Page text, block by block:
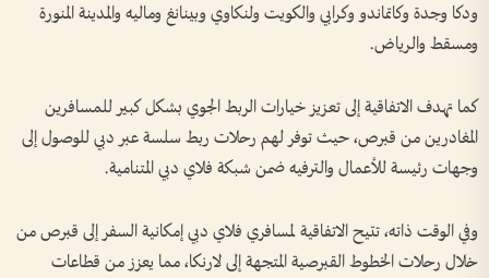
ودكا وجدة وكاتماندو وكرابي والكويت ولنكاوي وبينانغ وماليه والمدينة المنورة
ومسقط والرياض.
كما تهدف الاتفاقية إلى تعزيز خيارات الربط الجوي بشكل كبير للمسافرين
المغادرين من قبرص، حيث توفر لهم رحلات ربط سلسة عبر دبي للوصول إلى
وجهات رئيسة للأعمال والترفيه ضمن شبكة فلاي دبي المتنامية.
وفي الوقت ذاته، تتيح الاتفاقية لمسافري فلاي دبي إمكانية السفر إلى قبرص من
خلال رحلات الخطوط القبرصية المتجهة إلى لارنكا، مما يعزز من قطاعات